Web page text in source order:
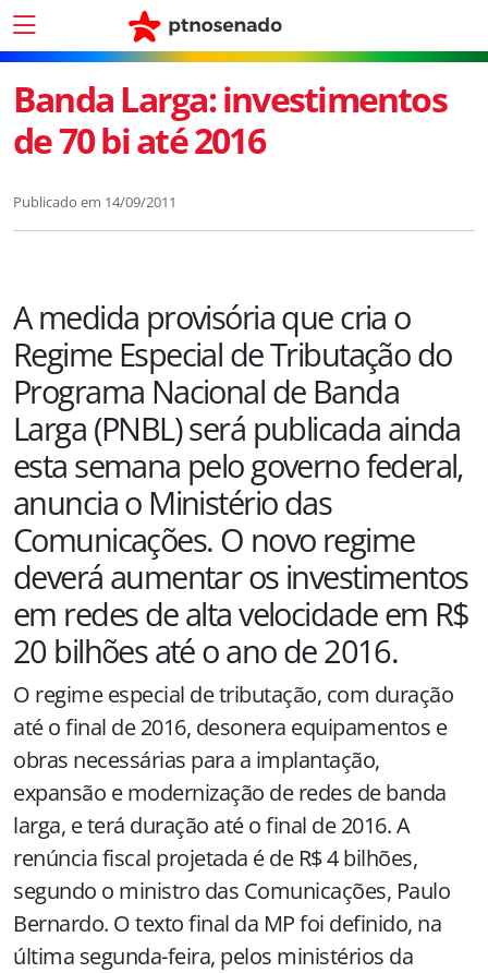
Banda Larga: investimentos
de 70 bi até 2016
Publicado em 14/09/2011
A medida provisória que cria o
Regime Especial de Tributação do
Programa Nacional de Banda
Larga (PNBL) será publicada ainda
esta semana pelo governo federal,
anuncia o Ministério das
Comunicações. O novo regime
deverá aumentar os investimentos
em redes de alta velocidade em R$
20 bilhões até o ano de 2016.
O regime especial de tributação, com duração
até o final de 2016, desonera equipamentos e
obras necessárias para a implantação,
expansão e modernização de redes de banda
larga, e terá duração até o final de2016. A
renúncia fiscal projetada é de R$ 4 bilhões,
segundo o ministro das Comunicações, Paulo
Bernardo. O texto final da MP foi definido, na
última segunda-feira, pelos ministérios da